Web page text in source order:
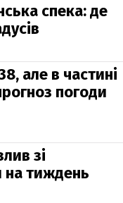
спека: де
але в частині
погоди
зі
на тиждень